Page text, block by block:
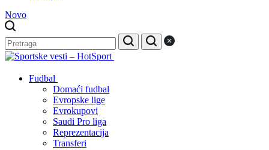
Novo
Fudbal
Domaći fudbal
Evropske lige
Evrokupovi
Saudi Pro liga
Reprezentacija
Transferi